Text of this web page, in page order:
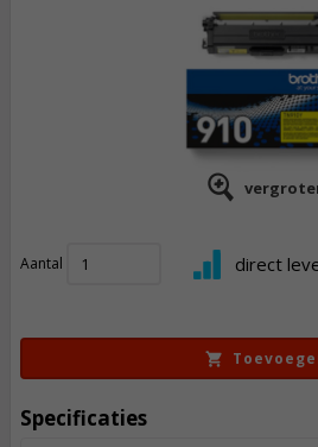
Aantal direct
Specificaties